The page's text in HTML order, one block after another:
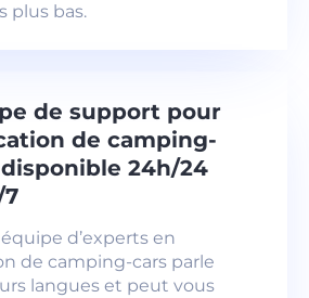
plus bas.
de support pour
de camping-
24h/24
d’experts en
de camping-cars parle
langues et peut vous